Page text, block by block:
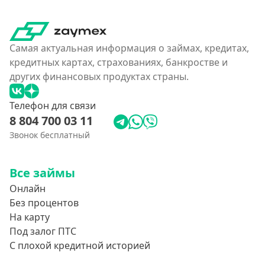
Самая актуальная информация о займах, кредитах,
кредитных картах, страхованиях, банкростве и
других финансовых продуктах страны.
Телефон для связи
8 804 700 03 11
Звонок бесплатный
Все займы
Онлайн
Без процентов
На карту
Под залог ПТС
С плохой кредитной историей